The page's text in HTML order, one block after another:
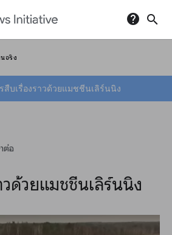
help search
จริง
สืบเรื่องราวด้วยแมชชีนเลิร์นนิง
ต่อ
วด้วยแมชชีนเลิร์นนิง